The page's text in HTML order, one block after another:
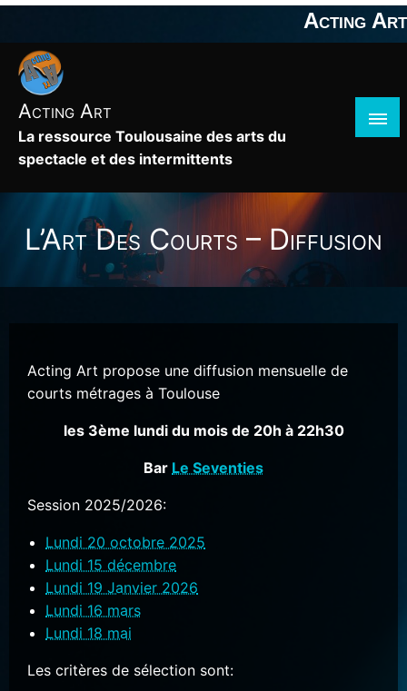
Skip
content
Acting Art
Acting Art
La ressource Toulousaine des arts du
spectacle et des intermittents
L’Art Des Courts – Diffusion
Acting Art propose une diffusion mensuelle de
courts métrages à Toulouse
les 3ème lundi du mois de 20h à 22h30
Bar Le Seventies
Session 2025/2026:
Lundi 20 octobre 2025
Lundi 15 décembre
Lundi 19 Janvier 2026
Lundi 16 mars
Lundi 18 mai
Les critères de sélection sont: